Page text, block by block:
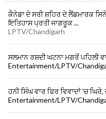
ਕੈਨੇਡਾ ਦੇ ਸਰੀ ਸ਼ਹਿਰ ਦੇ ਲੈਂਡਮਾਰਕ
ਇਤਿਹਾਸ ਪ੍ਰਤੀ ਜਾਗਰੂਕ ...
LPTV/Chandigarh
ਸਲਮਾਨ ਰਸ਼ਦੀ ਘਟਨਾ ਮਗਰੋਂ ਪਹਿਲੀ
Entertainment/LPTV/
ਹਨੀ ਸਿੰਘ ਵਾਰ ਫਿਰ ਵਿਵਾਦਾਂ 'ਚ
Entertainment/LPTV/